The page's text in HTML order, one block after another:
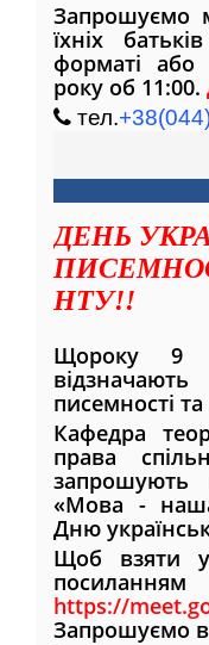
Запрошуємо
їхніх
форматі або
року об 11:00.
тел.
ДЕНЬ
НТУ!!
Щороку 9
писемності
Кафедра
права
запрошують
«Мова -
Дню
Щоб взяти
https://
Запрошуємо